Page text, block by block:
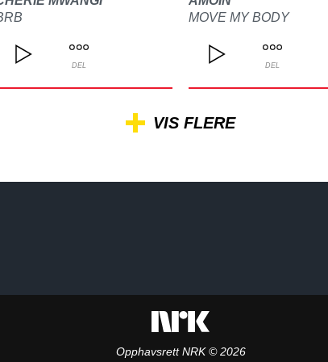
DEL
MOVE MY BODY
DEL
VIS FLERE
Opphavsrett NRK © 2026